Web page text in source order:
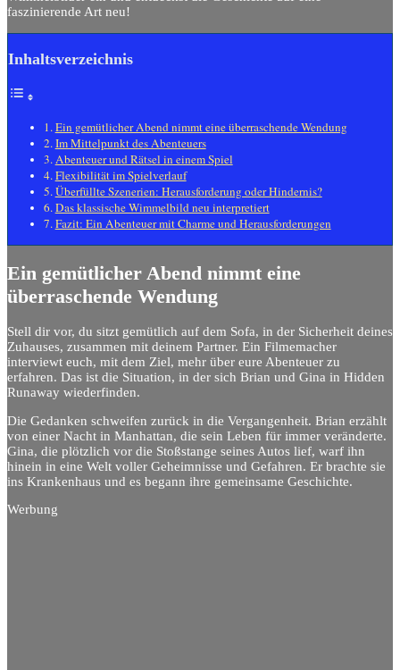
faszinierende Art neu!
Inhaltsverzeichnis
Ein gemütlicher Abend nimmt eine überraschende Wendung
Im Mittelpunkt des Abenteuers
Abenteuer und Rätsel in einem Spiel
Flexibilität im Spielverlauf
Überfüllte Szenerien: Herausforderung oder Hindernis?
Das klassische Wimmelbild neu interpretiert
Fazit: Ein Abenteuer mit Charme und Herausforderungen
Ein gemütlicher Abend nimmt eine
überraschende Wendung
Stell dir vor, du sitzt gemütlich auf dem Sofa, in der Sicherheit deines
Zuhauses, zusammen mit deinem Partner. Ein Filmemacher
interviewt euch, mit dem Ziel, mehr über eure Abenteuer zu
erfahren. Das ist die Situation, in der sich Brian und Gina in Hidden
Runaway wiederfinden.
Die Gedanken schweifen zurück in die Vergangenheit. Brian erzählt
von einer Nacht in Manhattan, die sein Leben für immer veränderte.
Gina, die plötzlich vor die Stoßstange seines Autos lief, warf ihn
hinein in eine Welt voller Geheimnisse und Gefahren. Er brachte sie
ins Krankenhaus und es begann ihre gemeinsame Geschichte.
Werbung